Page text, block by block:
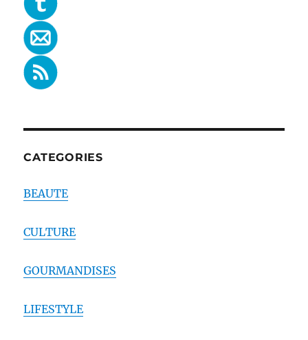
CATEGORIES
BEAUTE
CULTURE
GOURMANDISES
LIFESTYLE